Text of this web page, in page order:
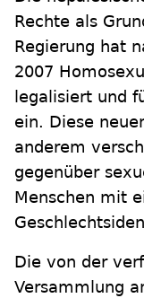
Rechte als
Regierung hat
2007
legalisiert und
ein. Diese
anderem
gegenüber
Menschen mit
Die von der
Versammlung